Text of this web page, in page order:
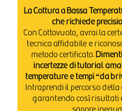
La Cottura a Bassa
che richiede
Con Cottovuoto, avrai la
tecnica affidabile e
metodo certificato.
incertezze di tutorial
temperature e tempi “da
Intraprendi il percorso
garantendo così risultati